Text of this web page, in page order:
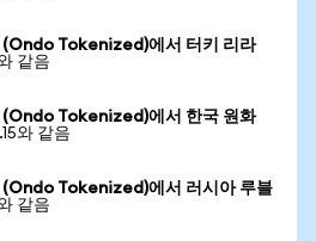
Tokenized)에서 터키 리라
같음
Tokenized)에서 한국 원화
와 같음
Tokenized)에서 러시아 루블
같음